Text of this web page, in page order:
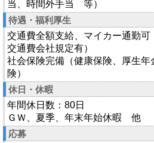
当、時間外手当 等）
待遇・福利厚生
交通費全額支給、マイカー通勤可
交通費会社規定有）
社会保険完備（健康保険、厚生年
険）
休日・休暇
年間休日数：80日
ＧＷ、夏季、年末年始休暇 他
応募